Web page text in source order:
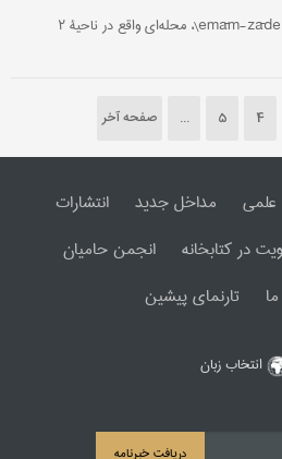
امامزاده عبدالله \emām-zāde abd-ol-lāh\، محله‌ای واقع در ناحیۀ ۲
4
5
... صفحه آخر
مداخل جدید
انتشارات
در کتابخانه
انجمن حامیان
تارنمای پیشین
انتخاب زبان
دریافت خبرنامه